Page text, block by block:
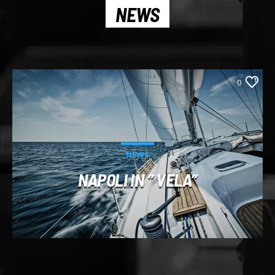
NEWS
0
NEWS
NAPOLI IN ” VELA”